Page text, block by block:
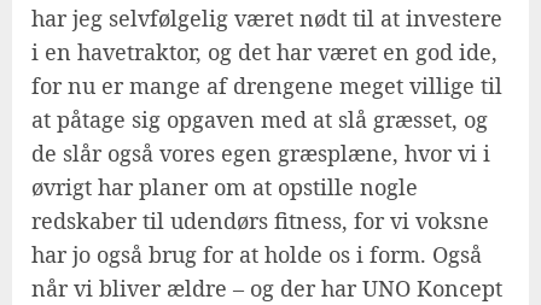
har jeg selvfølgelig været nødt til at investere
i en havetraktor, og det har været en god ide,
for nu er mange af drengene meget villige til
at påtage sig opgaven med at slå græsset, og
de slår også vores egen græsplæne, hvor vi i
øvrigt har planer om at opstille nogle
redskaber til udendørs fitness, for vi voksne
har jo også brug for at holde os i form. Også
når vi bliver ældre – og der har UNO Koncept